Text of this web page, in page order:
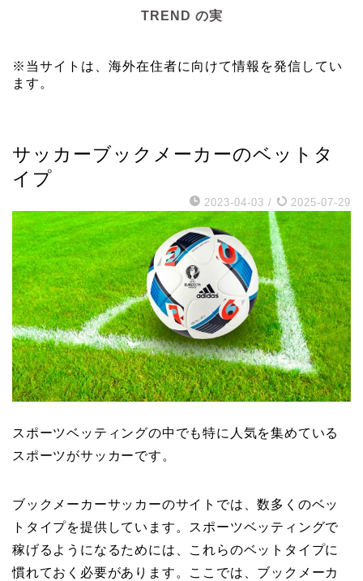
TREND の実
※当サイトは、海外在住者に向けて情報を発信してい
ます。
サッカーブックメーカーのベットタ
イプ
2023-04-03 / 2025-07-29
スポーツベッティングの中でも特に人気を集めている
スポーツがサッカーです。
ブックメーカーサッカーのサイトでは、数多くのベッ
トタイプを提供しています。スポーツベッティングで
稼げるようになるためには、これらのベットタイプに
慣れておく必要があります。ここでは、ブックメーカ